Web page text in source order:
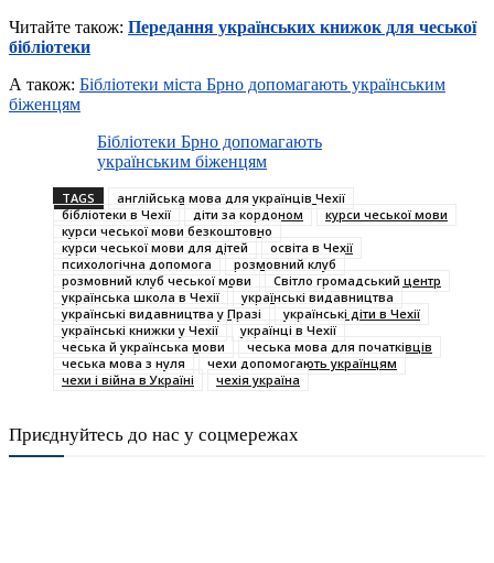
Читайте також: Передання українських книжок для чеської
бібліотеки
А також: Бібліотеки міста Брно допомагають українським
біженцям
Бібліотеки Брно допомагають
українським біженцям
TAGS
англійська мова для українців Чехії
бібліотеки в Чехії
діти за кордоном
курси чеської мови
курси чеської мови безкоштовно
курси чеської мови для дітей
освіта в Чехії
психологічна допомога
розмовний клуб
розмовний клуб чеської мови
Світло громадський центр
українська школа в Чехії
українські видавництва
українські видавництва у Празі
українські діти в Чехії
українські книжки у Чехії
українці в Чехії
чеська й українська мови
чеська мова для початківців
чеська мова з нуля
чехи допомогають українцям
чехи і війна в Україні
чехія україна
Приєднуйтесь до нас у соцмережах